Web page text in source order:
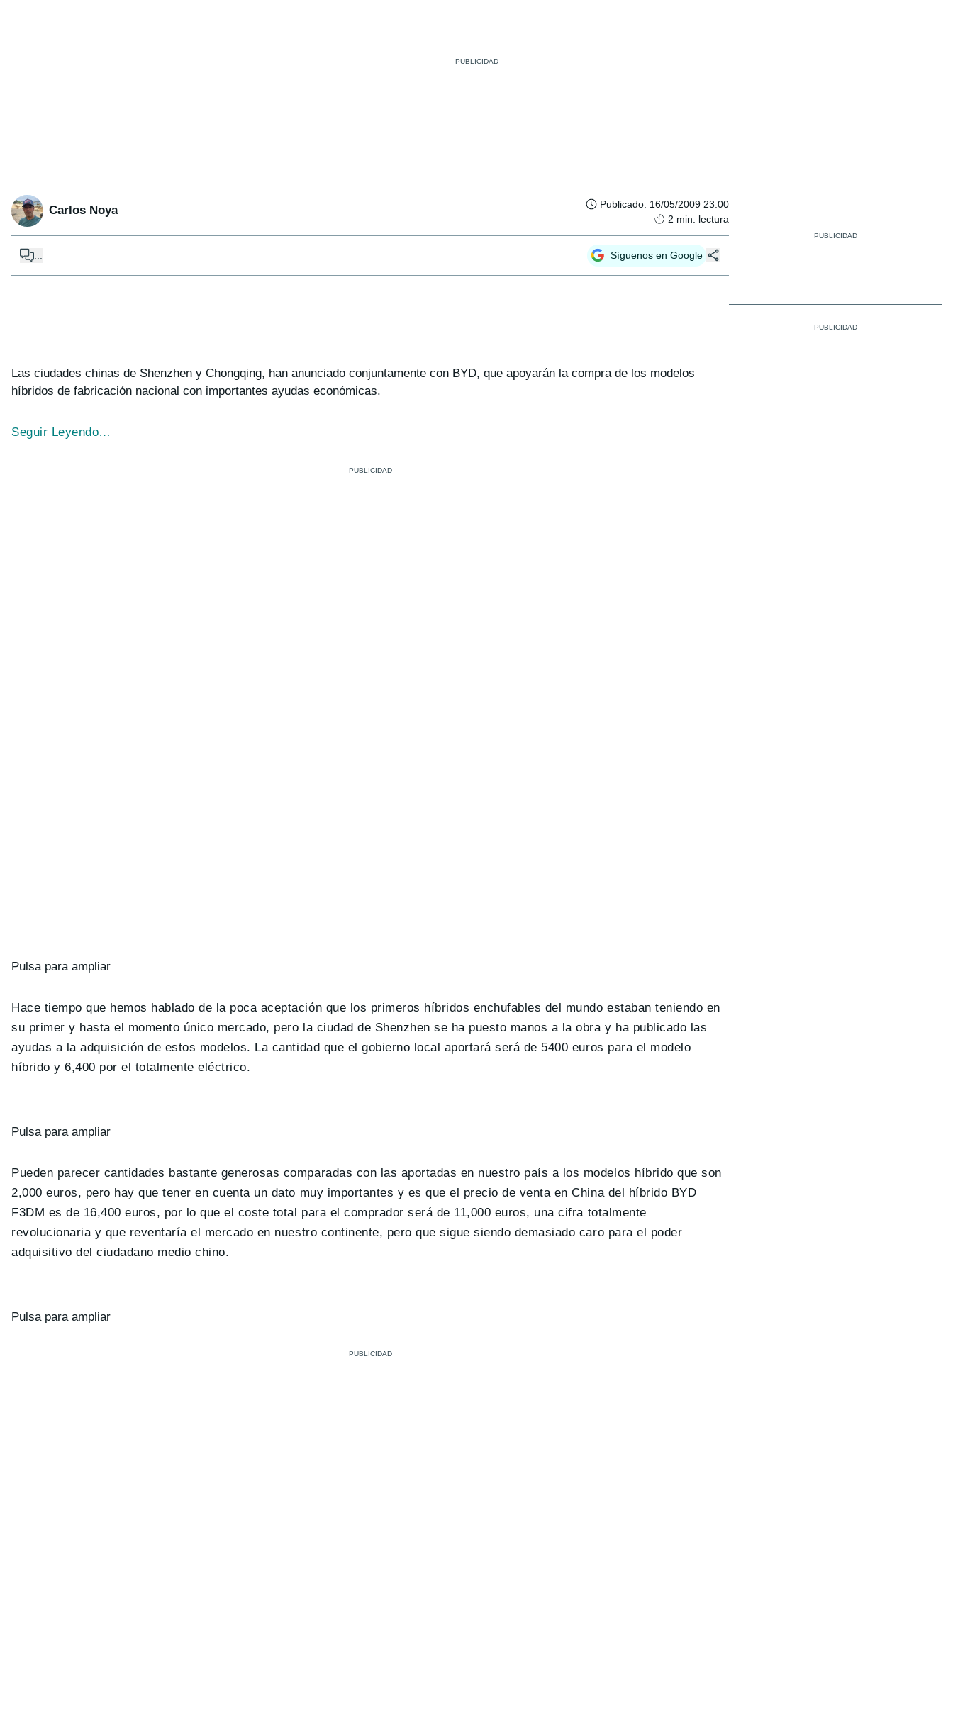
Carlos Noya Publicado: 16/05/2009 23:00
2 min. lectura
Síguenos en Google
Las ciudades chinas de Shenzhen y Chongqing, han anunciado conjuntamente con BYD, que apoyarán la compra de los modelos
híbridos de fabricación nacional con importantes ayudas económicas.
Seguir Leyendo…
Pulsa para ampliar
Hace tiempo que hemos hablado de la poca aceptación que los primeros híbridos enchufables del mundo estaban teniendo en
su primer y hasta el momento único mercado, pero la ciudad de Shenzhen se ha puesto manos a la obra y ha publicado las
ayudas a la adquisición de estos modelos. La cantidad que el gobierno local aportará será de 5400 euros para el modelo
híbrido y 6,400 por el totalmente eléctrico.
Pulsa para ampliar
Pueden parecer cantidades bastante generosas comparadas con las aportadas en nuestro país a los modelos híbrido que son
2,000 euros, pero hay que tener en cuenta un dato muy importantes y es que el precio de venta en China del híbrido BYD
F3DM es de 16,400 euros, por lo que el coste total para el comprador será de 11,000 euros, una cifra totalmente
revolucionaria y que reventaría el mercado en nuestro continente, pero que sigue siendo demasiado caro para el poder
adquisitivo del ciudadano medio chino.
Pulsa para ampliar